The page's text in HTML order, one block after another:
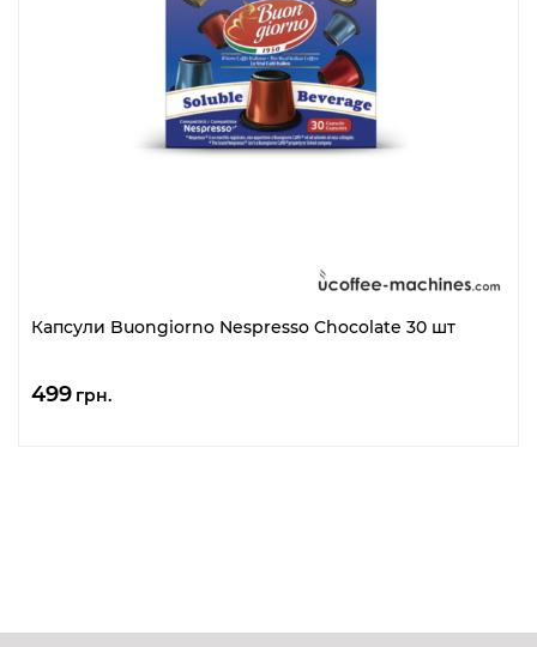
Капсули Buongiorno Nespresso Chocolate 30 шт
499 грн.